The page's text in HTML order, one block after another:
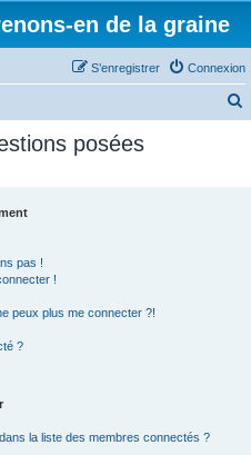
en de la graine
Connexion
S’enregistrer
posées
pas !
!
peux plus me connecter ?!
?
la liste des membres connectés ?